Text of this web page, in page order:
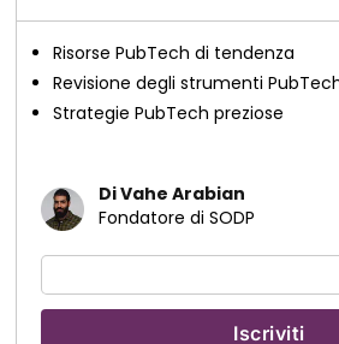
Risorse PubTech di tendenza
Revisione degli strumenti
Strategie PubTech preziose
Di Vahe Arabian
Fondatore di SODP